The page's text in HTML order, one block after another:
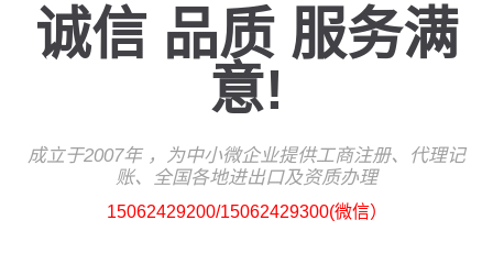
诚信 品质 服务满
意!
成立于2007年 ，为中小微企业提供工商注册、代理记
账、
全国各地进出口及资质办理
15062429200/15062429300(微信）